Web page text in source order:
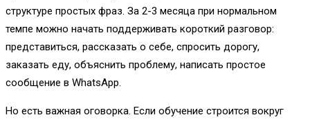
структуре простых фраз. За 2-3 месяца при нормальном
темпе можно начать поддерживать короткий разговор:
представиться, рассказать о себе, спросить дорогу,
заказать еду, объяснить проблему, написать простое
сообщение в WhatsApp.
Но есть важная оговорка. Если обучение строится вокруг